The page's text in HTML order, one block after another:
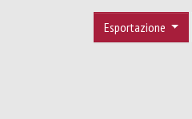
Esportazione